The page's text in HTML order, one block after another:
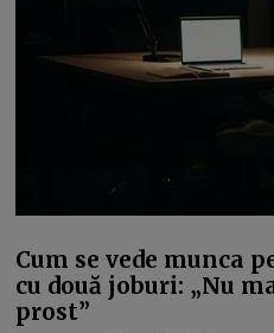
Cum se vede munca
cu două joburi: „Nu
prost”